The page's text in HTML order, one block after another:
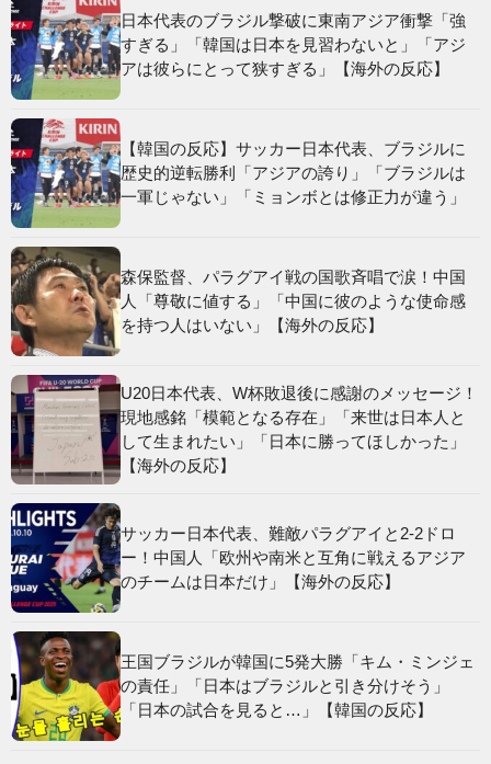
日本代表のブラジル撃破に東南アジア衝撃「強
すぎる」「韓国は日本を見習わないと」「アジ
アは彼らにとって狭すぎる」【海外の反応】
【韓国の反応】サッカー日本代表、ブラジルに
歴史的逆転勝利「アジアの誇り」「ブラジルは
一軍じゃない」「ミョンボとは修正力が違う」
森保監督、パラグアイ戦の国歌斉唱で涙！中国
人「尊敬に値する」「中国に彼のような使命感
を持つ人はいない」【海外の反応】
U20日本代表、W杯敗退後に感謝のメッセージ！
現地感銘「模範となる存在」「来世は日本人と
して生まれたい」「日本に勝ってほしかった」
【海外の反応】
サッカー日本代表、難敵パラグアイと2-2ドロ
ー！中国人「欧州や南米と互角に戦えるアジア
のチームは日本だけ」【海外の反応】
王国ブラジルが韓国に5発大勝「キム・ミンジェ
の責任」「日本はブラジルと引き分けそう」
「日本の試合を見ると…」【韓国の反応】